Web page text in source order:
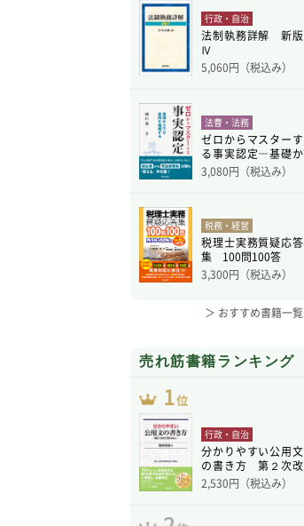
行政・自治
法制執務詳解 新版
Ⅳ
5,060円（税込み）
法曹・法務
ゼロからマスターす
る事実認定―基礎か
ら学
3,080円（税込み）
税務・経営
税理士実務質疑応答
集 100問100答
3,300円（税込み）
＞ おすすめ書籍一覧
売れ筋書籍ランキング
行政・自治
分かりやすい公用文
の書き方 第２次改
訂版
2,530円（税込み）